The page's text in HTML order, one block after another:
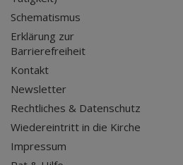
Schematismus
Erklärung zur
Barrierefreiheit
Kontakt
Newsletter
Rechtliches & Datenschutz
Wiedereintritt in die Kirche
Impressum